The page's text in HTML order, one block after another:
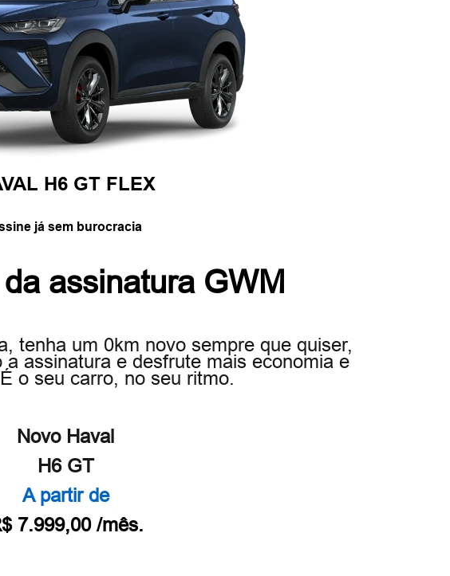
H6 GT FLEX
já sem burocracia
assinatura GWM
tenha um 0km novo sempre que quiser,
assinatura e desfrute mais economia e
o seu carro, no seu ritmo.
Novo Haval
H6 GT
A partir de
7.999,00 /mês.